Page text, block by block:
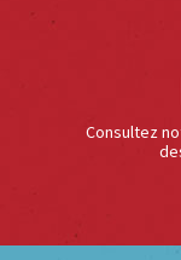
Consultez